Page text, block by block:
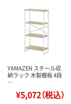
YAMAZEN スチール収
納ラック 木製棚板 4段
…
¥5,072（税込）